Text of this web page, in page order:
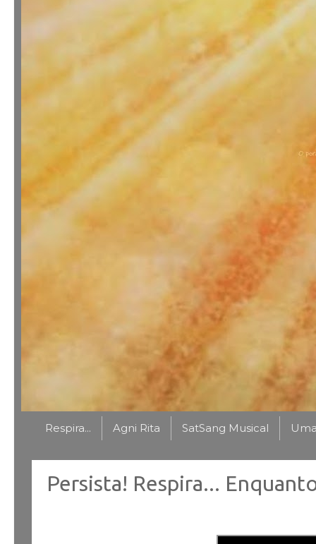
Respira... Agni Rita SatSang Musical
Persista! Respira...